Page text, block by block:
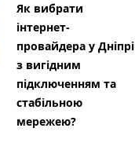
Як вибрати
інтернет-
провайдера у Дніпрі
з вигідним
підключенням та
стабільною
мережею?